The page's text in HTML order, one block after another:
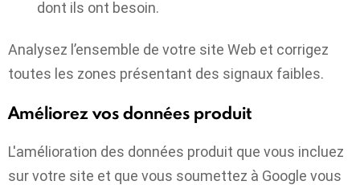
dont ils ont besoin.
Analysez l’ensemble de votre site Web et corrigez
toutes les zones présentant des signaux faibles.
Améliorez vos données produit
L'amélioration des données produit que vous incluez
sur votre site et que vous soumettez à Google vous